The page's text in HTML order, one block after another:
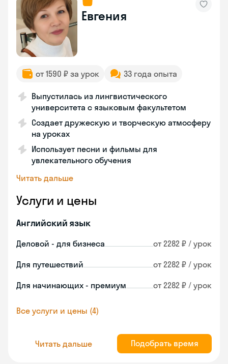
Евгения
от 1590 ₽ за урок 33 года опыта
Выпустилась из лингвистического
университета с языковым факультетом
Создает дружескую и творческую атмосферу
на уроках
Использует песни и фильмы для
увлекательного обучения
Читать дальше
Услуги и цены
Английский язык
Деловой - для бизнеса от 2282 ₽ / урок
Для путешествий от 2282 ₽ / урок
Для начинающих - премиум от 2282 ₽ / урок
Все услуги и цены (4)
Читать дальше Подобрать время